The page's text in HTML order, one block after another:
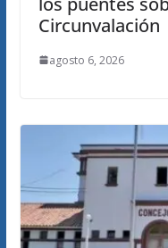
Circunvalación
agosto 6, 2026